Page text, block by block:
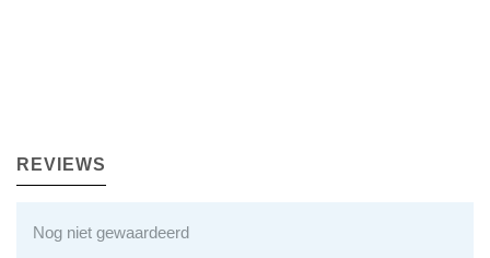
REVIEWS
Nog niet gewaardeerd